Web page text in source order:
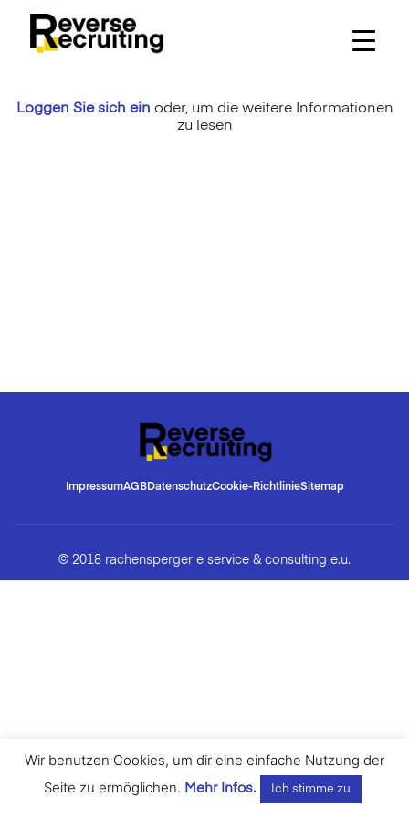
content
Loggen Sie sich ein oder, um die weitere Informationen
zu lesen
ImpressumAGBDatenschutzCookie-RichtlinieSitemap
© 2018 rachensperger e service & consulting e.u.
Wir benutzen Cookies, um dir eine einfache Nutzung der
Seite zu ermöglichen. Mehr Infos. Ich stimme zu